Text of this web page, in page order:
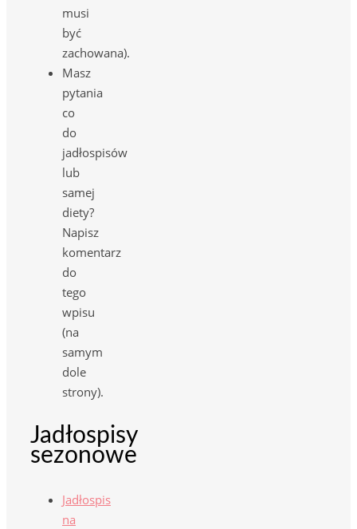
musi
być
zachowana).
Masz
pytania
co
do
jadłospisów
lub
samej
diety?
Napisz
komentarz
do
tego
wpisu
(na
samym
dole
strony).
Jadłospisy
sezonowe
Jadłospis
na